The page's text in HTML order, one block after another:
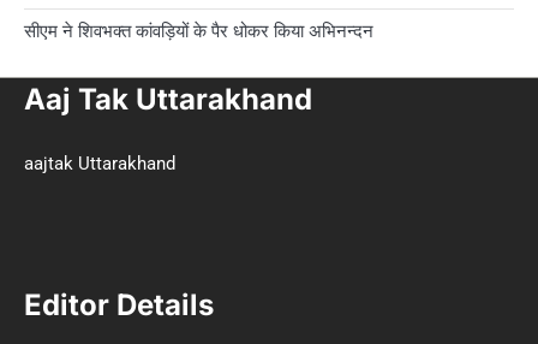
सीएम ने शिवभक्त कांवड़ियों के पैर धोकर किया अभिनन्दन
Aaj Tak Uttarakhand
aajtak Uttarakhand
Editor Details